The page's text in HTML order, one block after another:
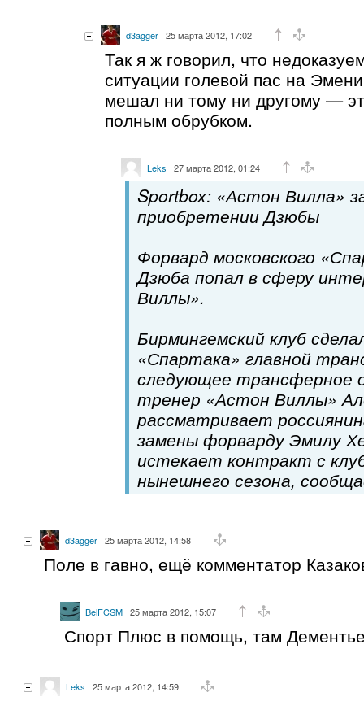
d3agger 25 марта 2012, 17:02
Так я ж говорил, что
ситуации голевой пас на
мешал ни тому ни другому —
полным обрубком.
Leks 27 марта 2012, 01:24
Sportbox: «Астон Вилла»
приобретении Дзюбы
Форвард московского
Дзюба попал в сферу
Виллы».
Бирмингемский клуб
«Спартака» главной
следующее трансферное
тренер «Астон Виллы»
рассматривает
замены форварду Эмилу
истекает контракт с
нынешнего сезона,
d3agger 25 марта 2012, 14:58
Поле в гавно, ещё комментатор
BelFCSM 25 марта 2012, 15:07
Спорт Плюс в помощь, там
Leks 25 марта 2012, 14:59